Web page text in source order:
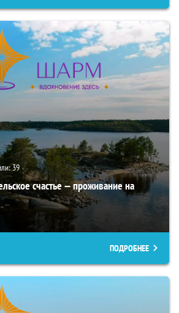
39
счастье — проживание на
ПОДРОБНЕЕ